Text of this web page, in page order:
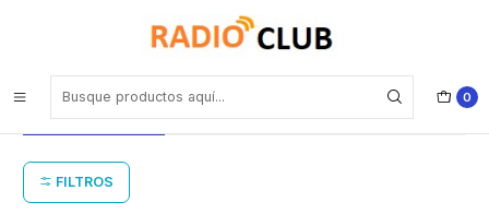
0
Repetidores Digitales NXDN (NexEdge) VHF
Repetidores Digitales NXDN (NexEdge)
VHF
FILTROS